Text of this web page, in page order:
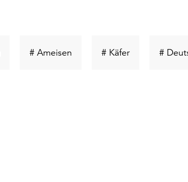
Schlüsselwort
# Ameisen Schlüsselwort
# KäferSchlüsselwort
#